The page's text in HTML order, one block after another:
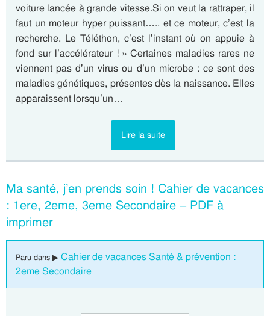
voiture lancée à grande vitesse.Si on veut la rattraper, il
faut un moteur hyper puissant….. et ce moteur, c’est la
recherche. Le Téléthon, c’est l’instant où on appuie à
fond sur l’accélérateur ! » Certaines maladies rares ne
viennent pas d’un virus ou d’un microbe : ce sont des
maladies génétiques, présentes dès la naissance. Elles
apparaissent lorsqu’un…
Lire la suite
Ma santé, j’en prends soin ! Cahier de vacances
: 1ere, 2eme, 3eme Secondaire – PDF à
imprimer
Paru dans ▶ Cahier de vacances Santé & prévention :
2eme Secondaire